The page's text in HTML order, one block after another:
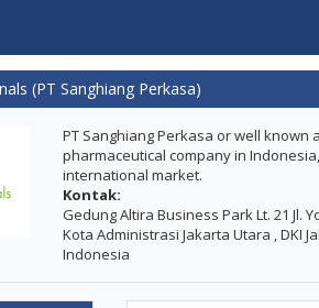
(PT Sanghiang Perkasa)
PT Sanghiang Perkasa or well known
pharmaceutical company in
international market.
Kontak:
Gedung Altira Business Park Lt. 21 Jl.
Kota Administrasi Jakarta Utara , DKI
Indonesia